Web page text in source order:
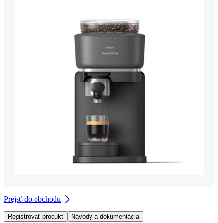
Prejsť do obchodu
Registrovať produkt Návody a dokumentácia